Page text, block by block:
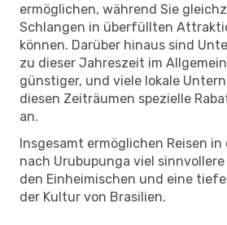
ermöglichen, während Sie
Schlangen in überfüllten
können. Darüber hinaus sind
zu dieser Jahreszeit im
günstiger, und viele lokale
diesen Zeiträumen spezielle
an.
Insgesamt ermöglichen Reisen in
nach Urubupunga viel
den Einheimischen und eine
der Kultur von Brasilien.